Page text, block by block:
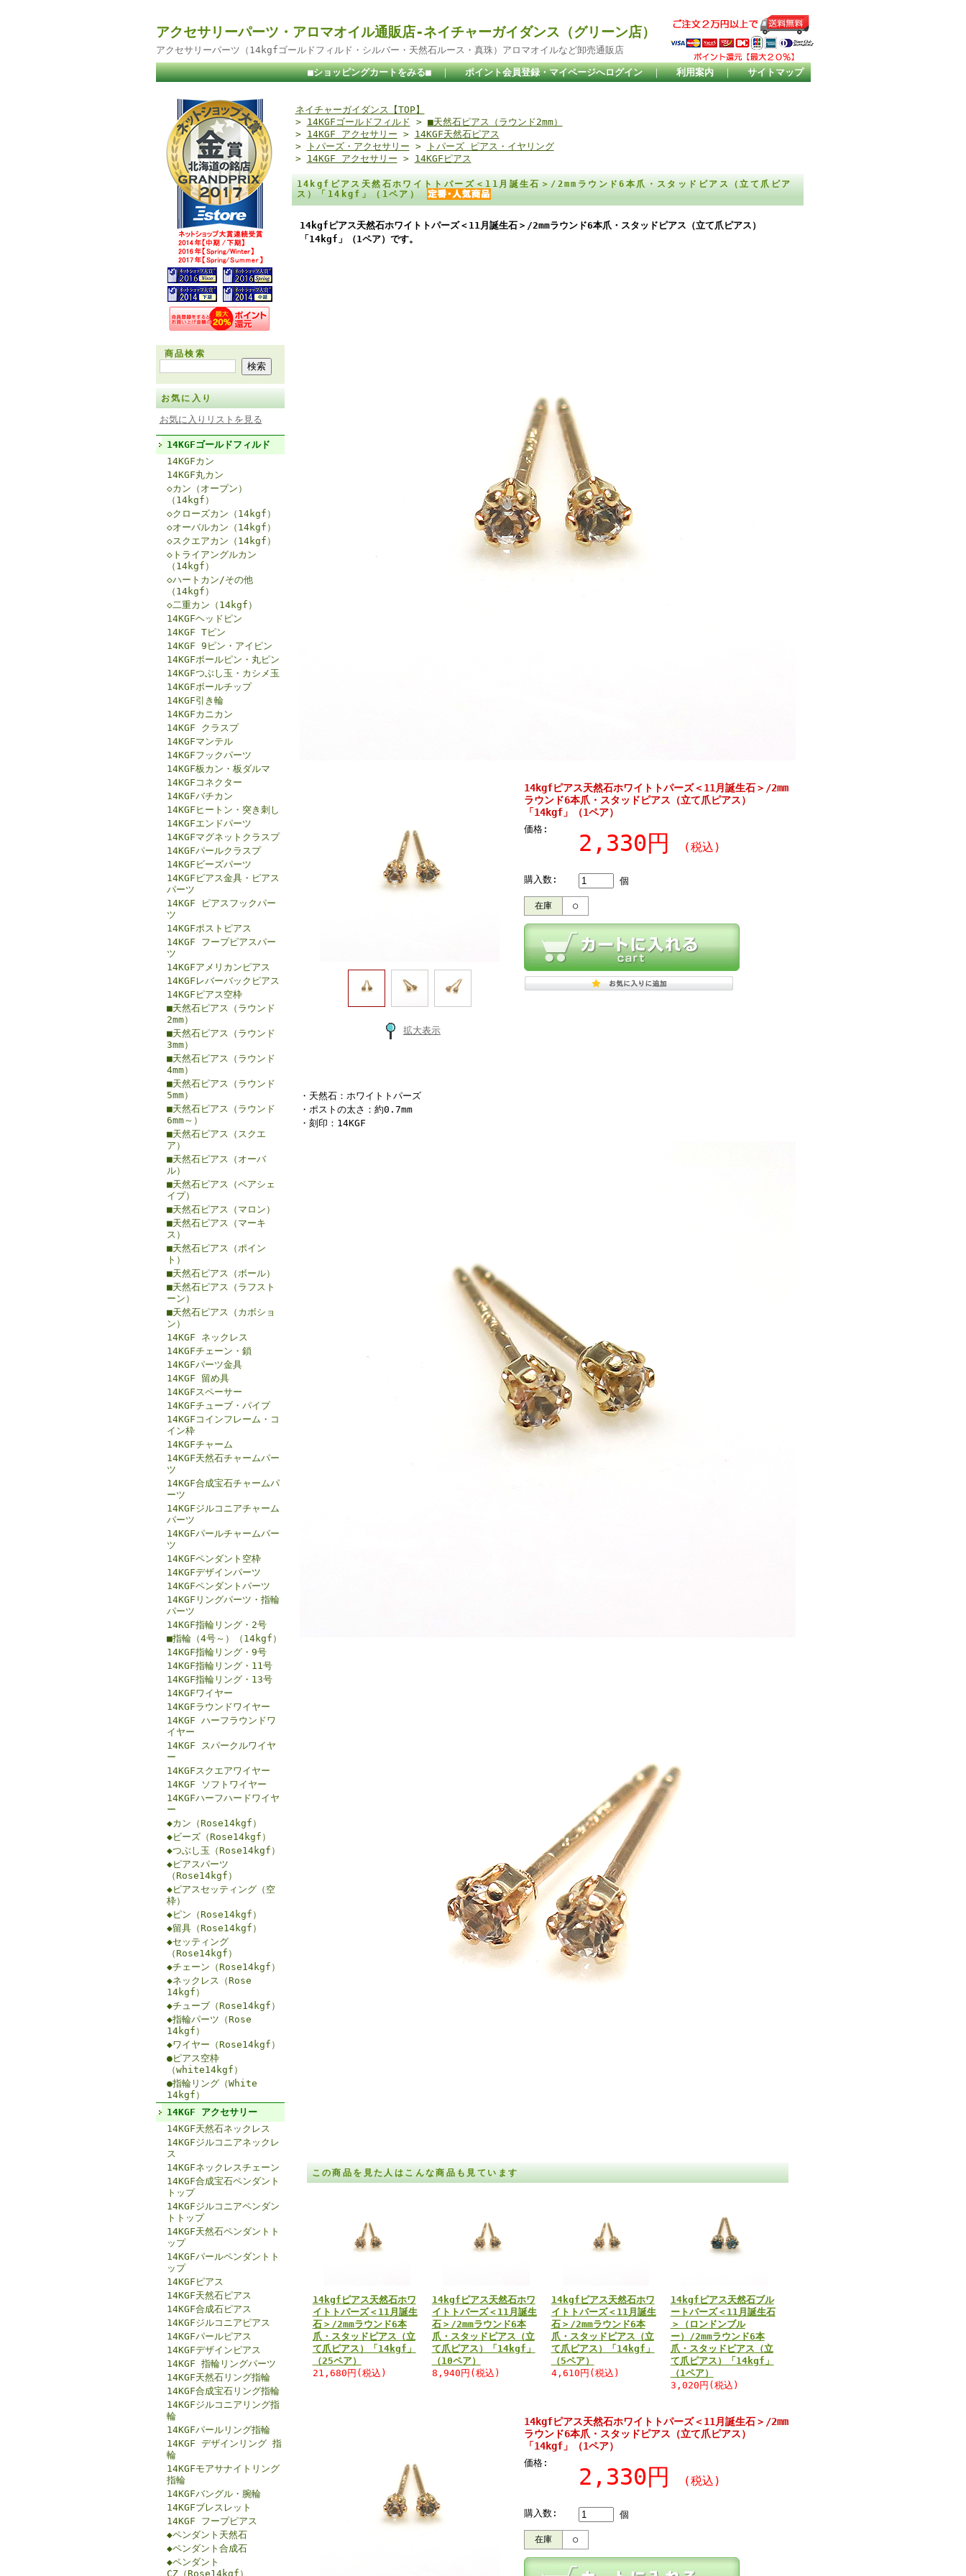
アクセサリーパーツ・アロマオイル通販店-ネイチャーガイダンス（グリーン店）
アクセサリーパーツ（14kgfゴールドフィルド・シルバー・天然石ルース・真珠）アロマオイルなど卸売通販店
■ショッピングカートをみる■ ｜ ポイント会員登録・マイページへログイン ｜ 利用案内 ｜ サイトマップ
商品検索
お気に入り
お気に入りリストを見る
14KGFゴールドフィルド
14KGFカン
14KGF丸カン
◇カン（オープン）
（14kgf）
◇クローズカン（14kgf）
◇オーバルカン（14kgf）
◇スクエアカン（14kgf）
◇トライアングルカン
（14kgf）
◇ハートカン/その他
（14kgf）
◇二重カン（14kgf）
14KGFヘッドピン
14KGF Tピン
14KGF 9ピン・アイピン
14KGFボールピン・丸ピン
14KGFつぶし玉・カシメ玉
14KGFボールチップ
14KGF引き輪
14KGFカニカン
14KGF クラスプ
14KGFマンテル
14KGFフックパーツ
14KGF板カン・板ダルマ
14KGFコネクター
14KGFバチカン
14KGFヒートン・突き刺し
14KGFエンドパーツ
14KGFマグネットクラスプ
14KGFパールクラスプ
14KGFビーズパーツ
14KGFピアス金具・ピアス
パーツ
14KGF ピアスフックパー
ツ
14KGFポストピアス
14KGF フープピアスパー
ツ
14KGFアメリカンピアス
14KGFレバーバックピアス
14KGFピアス空枠
■天然石ピアス（ラウンド
2mm）
■天然石ピアス（ラウンド
3mm）
■天然石ピアス（ラウンド
4mm）
■天然石ピアス（ラウンド
5mm）
■天然石ピアス（ラウンド
6mm～）
■天然石ピアス（スクエ
ア）
■天然石ピアス（オーバ
ル）
■天然石ピアス（ペアシェ
イプ）
■天然石ピアス（マロン）
■天然石ピアス（マーキ
ス）
■天然石ピアス（ポイン
ト）
■天然石ピアス（ボール）
■天然石ピアス（ラフスト
ーン）
■天然石ピアス（カボショ
ン）
14KGF ネックレス
14KGFチェーン・鎖
14KGFパーツ金具
14KGF 留め具
14KGFスペーサー
14KGFチューブ・パイプ
14KGFコインフレーム・コ
イン枠
14KGFチャーム
14KGF天然石チャームパー
ツ
14KGF合成宝石チャームパ
ーツ
14KGFジルコニアチャーム
パーツ
14KGFパールチャームパー
ツ
14KGFペンダント空枠
14KGFデザインパーツ
14KGFペンダントパーツ
14KGFリングパーツ・指輪
パーツ
14KGF指輪リング・2号
■指輪（4号～）（14kgf）
14KGF指輪リング・9号
14KGF指輪リング・11号
14KGF指輪リング・13号
14KGFワイヤー
14KGFラウンドワイヤー
14KGF ハーフラウンドワ
イヤー
14KGF スパークルワイヤ
ー
14KGFスクエアワイヤー
14KGF ソフトワイヤー
14KGFハーフハードワイヤ
ー
◆カン（Rose14kgf）
◆ビーズ（Rose14kgf）
◆つぶし玉（Rose14kgf）
◆ピアスパーツ
（Rose14kgf）
◆ピアスセッティング（空
枠）
◆ピン（Rose14kgf）
◆留具（Rose14kgf）
◆セッティング
（Rose14kgf）
◆チェーン（Rose14kgf）
◆ネックレス（Rose
14kgf）
◆チューブ（Rose14kgf）
◆指輪パーツ（Rose
14kgf）
◆ワイヤー（Rose14kgf）
●ピアス空枠
（white14kgf）
●指輪リング（White
14kgf）
14KGF アクセサリー
14KGF天然石ネックレス
14KGFジルコニアネックレ
ス
14KGFネックレスチェーン
14KGF合成宝石ペンダント
トップ
14KGFジルコニアペンダン
トトップ
14KGF天然石ペンダントト
ップ
14KGFパールペンダントト
ップ
14KGFピアス
14KGF天然石ピアス
14KGF合成石ピアス
14KGFジルコニアピアス
14KGFパールピアス
14KGFデザインピアス
14KGF 指輪リングパーツ
14KGF天然石リング指輪
14KGF合成宝石リング指輪
14KGFジルコニアリング指
輪
14KGFパールリング指輪
14KGF デザインリング 指
輪
14KGFモアサナイトリング
指輪
14KGFバングル・腕輪
14KGFブレスレット
14KGF フープピアス
◆ペンダント天然石
◆ペンダント合成石
◆ペンダント
CZ（Rose14kgf）
ネイチャーガイダンス【TOP】
> 14KGFゴールドフィルド > ■天然石ピアス（ラウンド2mm）
> 14KGF アクセサリー > 14KGF天然石ピアス
>
トパーズ・アクセサリー >
トパーズ ピアス・イヤリング
> 14KGF アクセサリー > 14KGFピアス
14kgfピアス天然石ホワイトトパーズ＜11月誕生石＞/2mmラウンド6本爪・スタッドピアス（立て爪ピア
ス）「14kgf」（1ペア）
14kgfピアス天然石ホワイトトパーズ＜11月誕生石＞/2mmラウンド6本爪・スタッドピアス（立て爪ピアス）
「14kgf」（1ペア）です。
拡大表示
14kgfピアス天然石ホワイトトパーズ＜11月誕生石＞/2mm
ラウンド6本爪・スタッドピアス（立て爪ピアス）
「14kgf」（1ペア）
価格:
2,330円 (税込)
購入数: 個
在庫 ○
・天然石：ホワイトトパーズ
・ポストの太さ：約0.7mm
・刻印：14KGF
この商品を見た人はこんな商品も見ています
14kgfピアス天然石ホワ
イトトパーズ＜11月誕生
石＞/2mmラウンド6本
爪・スタッドピアス（立
て爪ピアス）「14kgf」
（25ペア）
21,680円(税込)
14kgfピアス天然石ホワ
イトトパーズ＜11月誕生
石＞/2mmラウンド6本
爪・スタッドピアス（立
て爪ピアス）「14kgf」
（10ペア）
8,940円(税込)
14kgfピアス天然石ホワ
イトトパーズ＜11月誕生
石＞/2mmラウンド6本
爪・スタッドピアス（立
て爪ピアス）「14kgf」
（5ペア）
4,610円(税込)
14kgfピアス天然石ブル
ートパーズ＜11月誕生石
＞（ロンドンブル
ー）/2mmラウンド6本
爪・スタッドピアス（立
て爪ピアス）「14kgf」
（1ペア）
3,020円(税込)
14kgfピアス天然石ホワイトトパーズ＜11月誕生石＞/2mm
ラウンド6本爪・スタッドピアス（立て爪ピアス）
「14kgf」（1ペア）
価格:
2,330円 (税込)
購入数: 個
在庫 ○